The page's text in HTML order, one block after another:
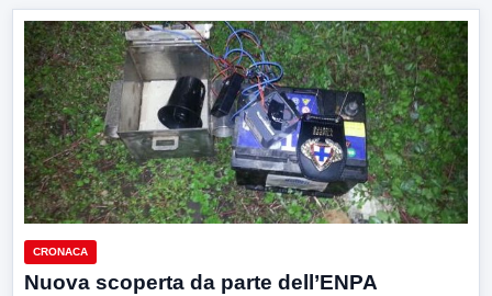
CRONACA
Nuova scoperta da parte dell’ENPA